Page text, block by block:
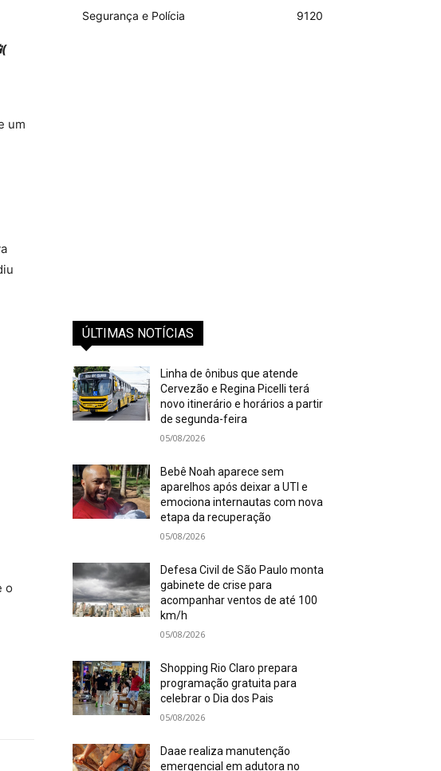
um
o
Segurança e Polícia
9120
ÚLTIMAS NOTÍCIAS
Linha de ônibus que atende
Cervezão e Regina Picelli terá
novo itinerário e horários a partir
de segunda-feira
05/08/2026
Bebê Noah aparece sem
aparelhos após deixar a UTI e
emociona internautas com nova
etapa da recuperação
05/08/2026
Defesa Civil de São Paulo monta
gabinete de crise para
acompanhar ventos de até 100
km/h
05/08/2026
Shopping Rio Claro prepara
programação gratuita para
celebrar o Dia dos Pais
05/08/2026
Daae realiza manutenção
emergencial em adutora no